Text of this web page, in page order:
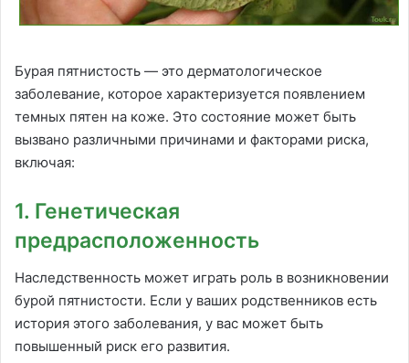
Бурая пятнистость — это дерматологическое
заболевание, которое характеризуется появлением
темных пятен на коже. Это состояние может быть
вызвано различными причинами и факторами риска,
включая:
1. Генетическая
предрасположенность
Наследственность может играть роль в возникновении
бурой пятнистости. Если у ваших родственников есть
история этого заболевания, у вас может быть
повышенный риск его развития.